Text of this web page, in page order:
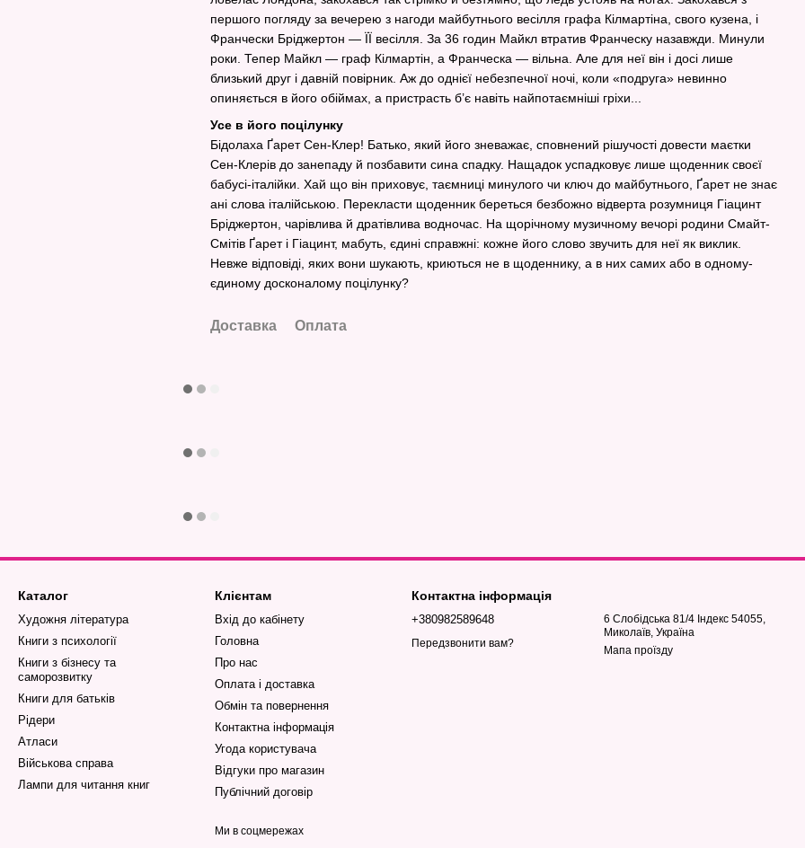
першого погляду за вечерею з нагоди майбутнього весілля графа Кілмартіна, свого кузена, і
Франчески Бріджертон — ЇЇ весілля. За 36 годин Майкл втратив Франческу назавжди. Минули
роки. Тепер Майкл — граф Кілмартін, а Франческа — вільна. Але для неї він і досі лише
близький друг і давній повірник. Аж до однієї небезпечної ночі, коли «подруга» невинно
опиняється в його обіймах, а пристрасть б’є навіть найпотаємніші гріхи...
Усе в його поцілунку
Бідолаха Ґарет Сен-Клер! Батько, який його зневажає, сповнений рішучості довести маєтки
Сен-Клерів до занепаду й позбавити сина спадку. Нащадок успадковує лише щоденник своєї
бабусі-італійки. Хай що він приховує, таємниці минулого чи ключ до майбутнього, Ґарет не знає
ані слова італійською. Перекласти щоденник береться безбожно відверта розумниця Гіацинт
Бріджертон, чарівлива й дратівлива водночас. На щорічному музичному вечорі родини Смайт-
Смітів Ґарет і Гіацинт, мабуть, єдині справжні: кожне його слово звучить для неї як виклик.
Невже відповіді, яких вони шукають, криються не в щоденнику, а в них самих або в одному-
єдиному досконалому поцілунку?
Доставка Оплата
Каталог
Художня література
Книги з психології
Книги з бізнесу та
саморозвитку
Книги для батьків
Рідери
Атласи
Військова справа
Лампи для читання книг
Клієнтам
Вхід до кабінету
Головна
Про нас
Оплата і доставка
Обмін та повернення
Контактна інформація
Угода користувача
Відгуки про магазин
Публічний договір
Ми в соцмережах
Контактна інформація
+380982589648
Передзвонити вам?
6 Слобідська 81/4 Індекс 54055,
Миколаїв, Україна
Мапа проїзду